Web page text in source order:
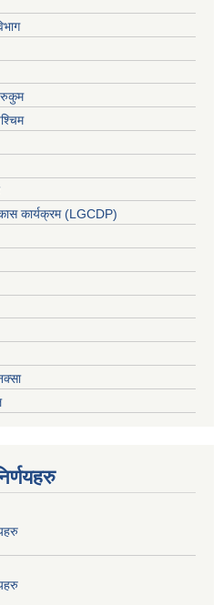
रुकुम
कार्यक्रम (LGCDP)